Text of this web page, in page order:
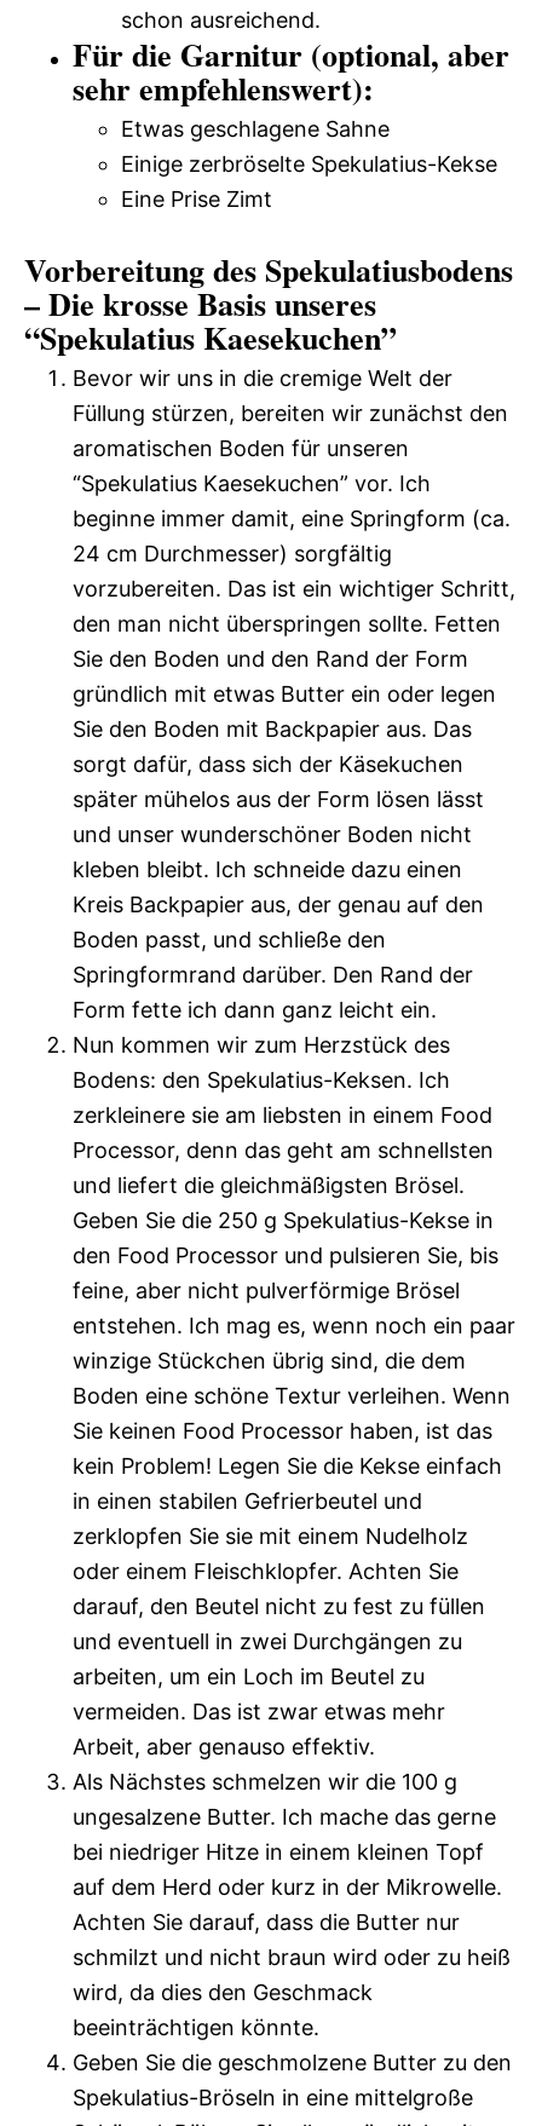
schon ausreichend.
Für die Garnitur (optional, aber
sehr empfehlenswert):
Etwas geschlagene Sahne
Einige zerbröselte Spekulatius-Kekse
Eine Prise Zimt
Vorbereitung des Spekulatiusbodens
– Die krosse Basis unseres
“Spekulatius Kaesekuchen”
Bevor wir uns in die cremige Welt der
Füllung stürzen, bereiten wir zunächst den
aromatischen Boden für unseren
“Spekulatius Kaesekuchen” vor. Ich
beginne immer damit, eine Springform (ca.
24 cm Durchmesser) sorgfältig
vorzubereiten. Das ist ein wichtiger Schritt,
den man nicht überspringen sollte. Fetten
Sie den Boden und den Rand der Form
gründlich mit etwas Butter ein oder legen
Sie den Boden mit Backpapier aus. Das
sorgt dafür, dass sich der Käsekuchen
später mühelos aus der Form lösen lässt
und unser wunderschöner Boden nicht
kleben bleibt. Ich schneide dazu einen
Kreis Backpapier aus, der genau auf den
Boden passt, und schließe den
Springformrand darüber. Den Rand der
Form fette ich dann ganz leicht ein.
Nun kommen wir zum Herzstück des
Bodens: den Spekulatius-Keksen. Ich
zerkleinere sie am liebsten in einem Food
Processor, denn das geht am schnellsten
und liefert die gleichmäßigsten Brösel.
Geben Sie die 250 g Spekulatius-Kekse in
den Food Processor und pulsieren Sie, bis
feine, aber nicht pulverförmige Brösel
entstehen. Ich mag es, wenn noch ein paar
winzige Stückchen übrig sind, die dem
Boden eine schöne Textur verleihen. Wenn
Sie keinen Food Processor haben, ist das
kein Problem! Legen Sie die Kekse einfach
in einen stabilen Gefrierbeutel und
zerklopfen Sie sie mit einem Nudelholz
oder einem Fleischklopfer. Achten Sie
darauf, den Beutel nicht zu fest zu füllen
und eventuell in zwei Durchgängen zu
arbeiten, um ein Loch im Beutel zu
vermeiden. Das ist zwar etwas mehr
Arbeit, aber genauso effektiv.
Als Nächstes schmelzen wir die 100 g
ungesalzene Butter. Ich mache das gerne
bei niedriger Hitze in einem kleinen Topf
auf dem Herd oder kurz in der Mikrowelle.
Achten Sie darauf, dass die Butter nur
schmilzt und nicht braun wird oder zu heiß
wird, da dies den Geschmack
beeinträchtigen könnte.
Geben Sie die geschmolzene Butter zu den
Spekulatius-Bröseln in eine mittelgroße